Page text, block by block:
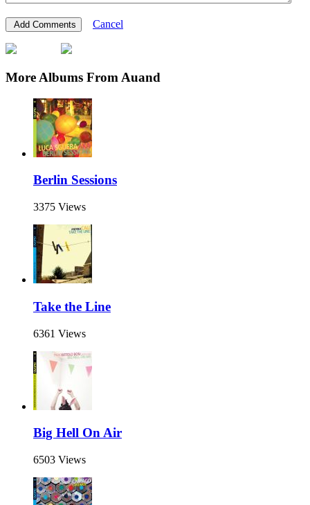
Cancel
More Albums From Auand
Berlin Sessions
3375 Views
Take the Line
6361 Views
Big Hell On Air
6503 Views